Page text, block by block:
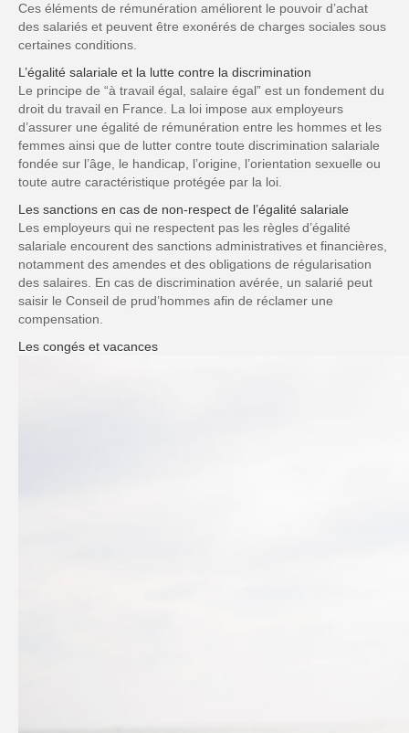
Ces éléments de rémunération améliorent le pouvoir d’achat
des salariés et peuvent être exonérés de charges sociales sous
certaines conditions.
L’égalité salariale et la lutte contre la discrimination
Le principe de “à travail égal, salaire égal” est un fondement du
droit du travail en France. La loi impose aux employeurs
d’assurer une égalité de rémunération entre les hommes et les
femmes ainsi que de lutter contre toute discrimination salariale
fondée sur l’âge, le handicap, l’origine, l’orientation sexuelle ou
toute autre caractéristique protégée par la loi.
Les sanctions en cas de non-respect de l’égalité salariale
Les employeurs qui ne respectent pas les règles d’égalité
salariale encourent des sanctions administratives et financières,
notamment des amendes et des obligations de régularisation
des salaires. En cas de discrimination avérée, un salarié peut
saisir le Conseil de prud’hommes afin de réclamer une
compensation.
Les congés et vacances